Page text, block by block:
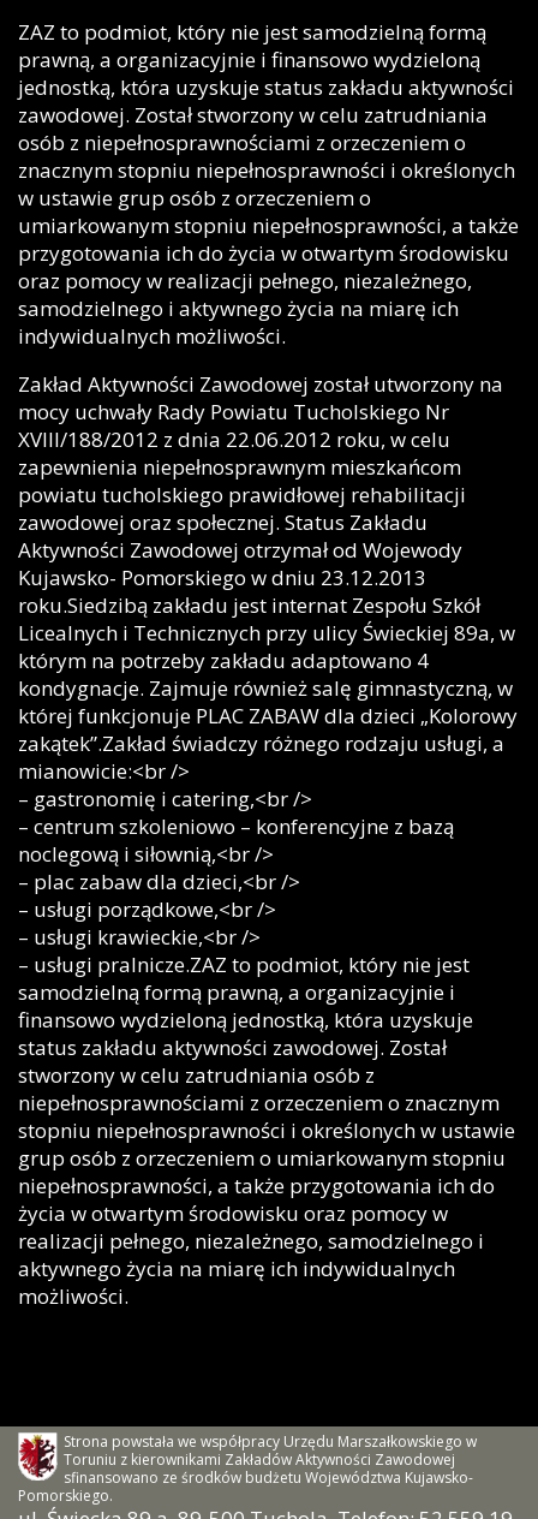
ZAZ to podmiot, który nie jest samodzielną formą
prawną, a organizacyjnie i finansowo wydzieloną
jednostką, która uzyskuje status zakładu aktywności
zawodowej. Został stworzony w celu zatrudniania
osób z niepełnosprawnościami z orzeczeniem o
znacznym stopniu niepełnosprawności i określonych
w ustawie grup osób z orzeczeniem o
umiarkowanym stopniu niepełnosprawności, a także
przygotowania ich do życia w otwartym środowisku
oraz pomocy w realizacji pełnego, niezależnego,
samodzielnego i aktywnego życia na miarę ich
indywidualnych możliwości.
Zakład Aktywności Zawodowej został utworzony na
mocy uchwały Rady Powiatu Tucholskiego Nr
XVIII/188/2012 z dnia 22.06.2012 roku, w celu
zapewnienia niepełnosprawnym mieszkańcom
powiatu tucholskiego prawidłowej rehabilitacji
zawodowej oraz społecznej. Status Zakładu
Aktywności Zawodowej otrzymał od Wojewody
Kujawsko- Pomorskiego w dniu 23.12.2013
roku.Siedzibą zakładu jest internat Zespołu Szkół
Licealnych i Technicznych przy ulicy Świeckiej 89a, w
którym na potrzeby zakładu adaptowano 4
kondygnacje. Zajmuje również salę gimnastyczną, w
której funkcjonuje PLAC ZABAW dla dzieci „Kolorowy
zakątek”.Zakład świadczy różnego rodzaju usługi, a
mianowicie:<br />
– gastronomię i catering,<br />
– centrum szkoleniowo – konferencyjne z bazą
noclegową i siłownią,<br />
– plac zabaw dla dzieci,<br />
– usługi porządkowe,<br />
– usługi krawieckie,<br />
– usługi pralnicze.ZAZ to podmiot, który nie jest
samodzielną formą prawną, a organizacyjnie i
finansowo wydzieloną jednostką, która uzyskuje
status zakładu aktywności zawodowej. Został
stworzony w celu zatrudniania osób z
niepełnosprawnościami z orzeczeniem o znacznym
stopniu niepełnosprawności i określonych w ustawie
grup osób z orzeczeniem o umiarkowanym stopniu
niepełnosprawności, a także przygotowania ich do
życia w otwartym środowisku oraz pomocy w
realizacji pełnego, niezależnego, samodzielnego i
aktywnego życia na miarę ich indywidualnych
możliwości.
Strona powstała we współpracy Urzędu Marszałkowskiego w
Toruniu z kierownikami Zakładów Aktywności Zawodowej
sfinansowano ze środków budżetu Województwa Kujawsko-
Pomorskiego.